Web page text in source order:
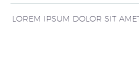
LOREM IPSUM DOLOR SIT